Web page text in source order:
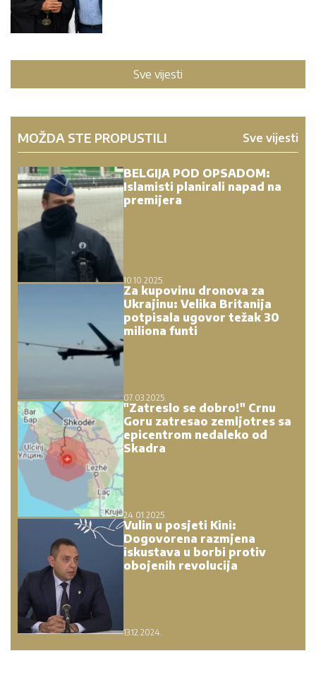
Sve vijesti
MOŽDA STE PROPUSTILI Sve vijesti
BELGIJA POD OPSADOM:
Islamisti planirali napad na
premijera
10.10.2025.
Za kupovinu dronova za
Ukrajinu: Velika Britanija
potpisala ugovor težak 30
miliona funti
07.03.2025.
"Zatreslo se dobro!" Crnu
Goru zatresao zemljotres sa
epicentrom nedaleko od
Skadra
24.01.2025.
Vulin u posjeti Kini:
Dogovorena razmjena
iskustava u borbi protiv
obojenih revolucija
13.12.2024.